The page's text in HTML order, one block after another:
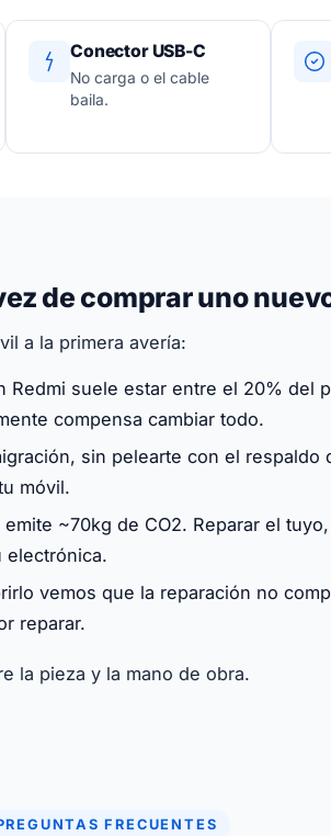
Conector USB-C
No carga o el cable
baila.
de comprar uno
a la primera avería:
Redmi suele estar entre el 20% del
compensa cambiar todo.
sin pelearte con el respaldo
móvil.
~70kg de CO2. Reparar el
electrónica.
vemos que la reparación no
reparar.
la pieza y la mano de obra.
FRECUENTES